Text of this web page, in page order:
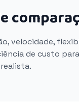
velocidade,
de custo